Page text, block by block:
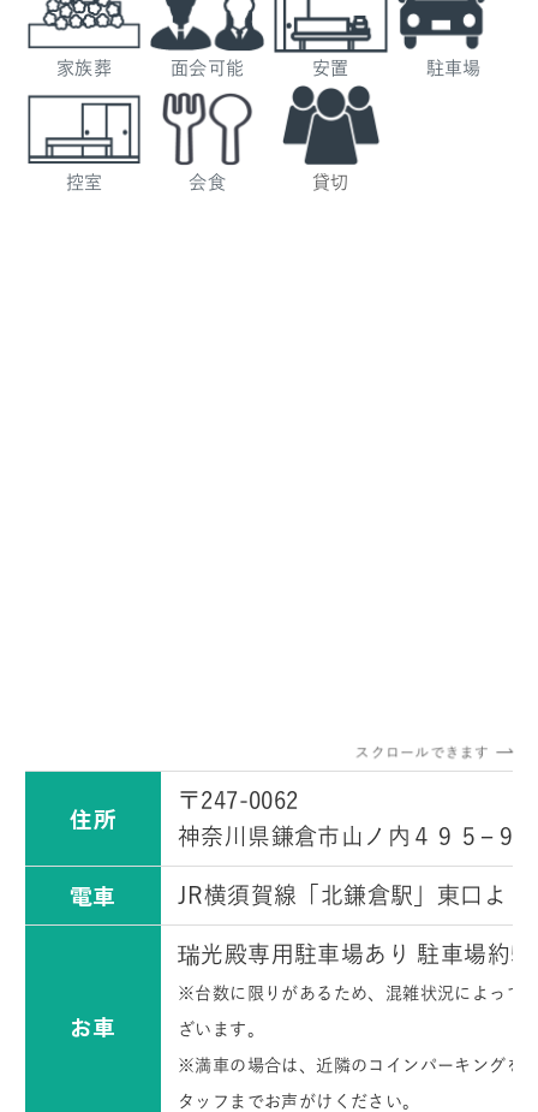
家族葬 面会可能 安置 駐車場
控室 会食 貸切
スクロールできます
住所
〒247-0062
神奈川県鎌倉市山ノ内４９５−９
電車 JR横須賀線「北鎌倉駅」東口より
お車
瑞光殿専用駐車場あり 駐車場約5
※台数に限りがあるため、混雑状況によって
ざいます。
※満車の場合は、近隣のコインパーキングを
タッフまでお声がけください。